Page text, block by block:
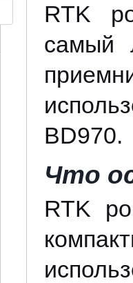
RTK
самый
BD970.
Что
RTK